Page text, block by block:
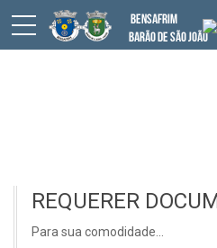
REQUERER
Para sua comodidade...